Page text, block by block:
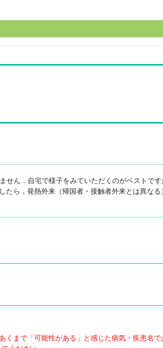
ん．自宅で様子をみていただくのがベストで
ら，発熱外来（帰国者・接触者外来とは異な
まで「可能性がある」と感じた病気・疾患名